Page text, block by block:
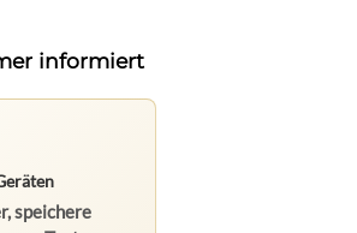
informiert
speichere